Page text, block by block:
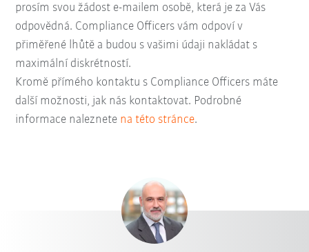
prosím svou žádost e-mailem osobě, která je za Vás
odpovědná. Compliance Officers vám odpoví v
přiměřené lhůtě a budou s vašimi údaji nakládat s
maximální diskrétností.
Kromě přímého kontaktu s Compliance Officers máte
další možnosti, jak nás kontaktovat. Podrobné
informace naleznete na této stránce.